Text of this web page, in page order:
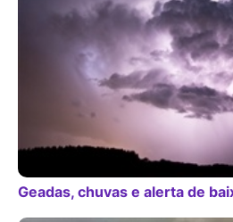
Geadas, chuvas e alerta de